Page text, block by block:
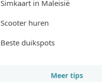
Simkaart in Maleisië
Scooter huren
Beste duikspots
Meer tips